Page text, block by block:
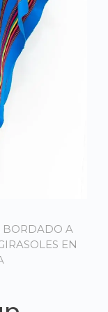
BORDADO A
EN